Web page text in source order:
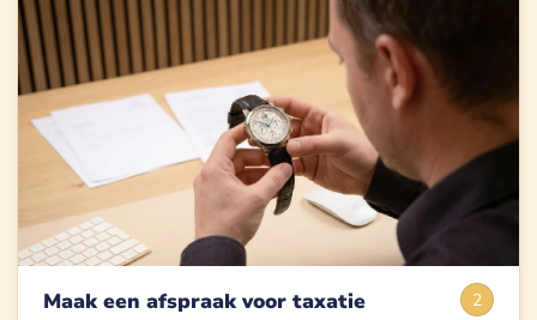
2
Maak een afspraak voor taxatie